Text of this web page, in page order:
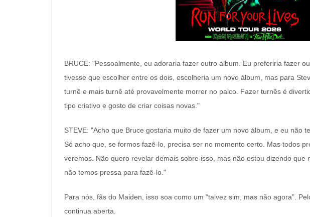
BRUCE: "Pessoalmente, eu adoraria fazer outro álbum. Eu preferiria fazer
tivesse que escolher entre os dois, escolheria um novo álbum, mas para
turnê e mais turnê até provavelmente morrer no palco. Fazer turnês é
tipo criativo e gosto de criar coisas novas."
STEVE: "Acho que Bruce gostaria muito de fazer um novo álbum, e eu não
Só acho que, se formos fazê-lo, precisa ser no momento certo. Mas todos
veremos. Não quero revelar demais sobre isso, mas não estou dizendo que
não temos pressa para fazê-lo."
Para nós, fãs do Maiden, isso soa como um “talvez sim, mas não agora”.
continua aberta.